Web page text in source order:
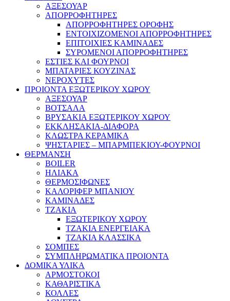
ΑΞΕΣΟΥΑΡ
ΑΠΟΡΡΟΦΗΤΗΡΕΣ
ΑΠΟΡΡΟΦΗΤΗΡΕΣ ΟΡΟΦΗΣ
ΕΝΤΟΙΧΙΖΟΜΕΝΟΙ ΑΠΟΡΡΟΦΗΤΗΡΕΣ
ΕΠΙΤΟΙΧΙΕΣ ΚΑΜΙΝΑΔΕΣ
ΣΥΡΟΜΕΝΟΙ ΑΠΟΡΡΟΦΗΤΗΡΕΣ
ΕΣΤΙΕΣ ΚΑΙ ΦΟΥΡΝΟΙ
ΜΠΑΤΑΡΙΕΣ ΚΟΥΖΙΝΑΣ
ΝΕΡΟΧΥΤΕΣ
ΠΡΟΙΟΝΤΑ ΕΞΩΤΕΡΙΚΟΥ ΧΩΡΟΥ
ΑΞΕΣΟΥΑΡ
ΒΟΤΣΑΛΑ
ΒΡΥΣΑΚΙΑ ΕΞΩΤΕΡΙΚΟΥ ΧΩΡΟΥ
ΕΚΚΛΗΣΑΚΙΑ-ΔΙΑΦΟΡΑ
ΚΛΩΣΤΡΑ ΚΕΡΑΜΙΚΑ
ΨΗΣΤΑΡΙΕΣ – ΜΠΑΡΜΠΕΚΙΟΥ-ΦΟΥΡΝΟΙ
ΘΕΡΜΑΝΣΗ
BOILER
ΗΛΙΑΚΑ
ΘΕΡΜΟΣΙΦΩΝΕΣ
ΚΑΛΟΡΙΦΕΡ ΜΠΑΝΙΟΥ
ΚΑΜΙΝΑΔΕΣ
ΤΖΑΚΙΑ
ΕΞΩΤΕΡΙΚΟΥ ΧΩΡΟΥ
ΤΖΑΚΙΑ ΕΝΕΡΓΕΙΑΚΑ
ΤΖΑΚΙΑ ΚΛΑΣΣΙΚΑ
ΣΟΜΠΕΣ
ΣΥΜΠΛΗΡΩΜΑΤΙΚΑ ΠΡΟΙΟΝΤΑ
ΔΟΜΙΚΑ ΥΛΙΚΑ
ΑΡΜΟΣΤΟΚΟΙ
ΚΑΘΑΡΙΣΤΙΚΑ
ΚΟΛΛΕΣ